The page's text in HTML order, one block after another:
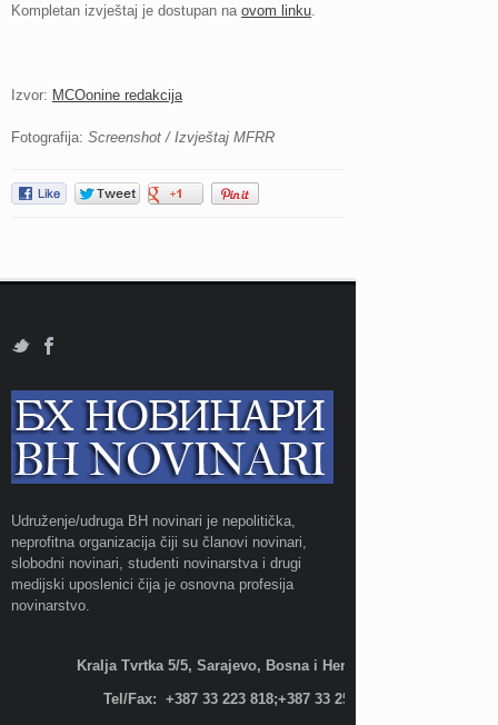
Kompletan izvještaj je dostupan na ovom linku
Izvor: MCOonine redakcija
Fotografija: Screenshot / Izvještaj MFRR
Udruženje/udruga BH novinari je nepolitička,
neprofitna organizacija čiji su članovi novinari,
slobodni novinari, studenti novinarstva i drugi
medijski uposlenici čija je osnovna profesija
novinarstvo.
Kralja Tvrtka 5/5, Sarajevo, Bosna i Hercegovina;
Tel/Fax: +387 33 223 818;+387 33 255 600